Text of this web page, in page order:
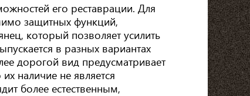
его реставрации. Для
защитных функций,
который позволяет усилить
в разных вариантах
дорогой вид предусматривает
наличие не является
более естественным,